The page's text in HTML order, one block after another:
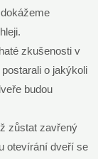
zkušenosti v
o jakýkoli
budou
zůstat zavřený
otevírání dveří se